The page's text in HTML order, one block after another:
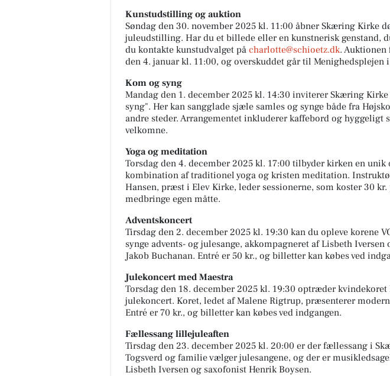
Kunstudstilling og auktion
Søndag den 30. november 2025 kl. 11:00 åbner Skæring Kirke
juleudstilling. Har du et billede eller en kunstnerisk genstand,
du kontakte kunstudvalget på charlotte@schioetz.dk. Auktionen
den 4. januar kl. 11:00, og overskuddet går til Menighedsplejen
Kom og syng
Mandag den 1. december 2025 kl. 14:30 inviterer Skæring
syng". Her kan sangglade sjæle samles og synge både fra
andre steder. Arrangementet inkluderer kaffebord og hyggeligt
velkomne.
Yoga og meditation
Torsdag den 4. december 2025 kl. 17:00 tilbyder kirken en unik
kombination af traditionel yoga og kristen meditation.
Hansen, præst i Elev Kirke, leder sessionerne, som koster 30 kr.
medbringe egen måtte.
Adventskoncert
Tirsdag den 2. december 2025 kl. 19:30 kan du opleve korene
synge advents- og julesange, akkompagneret af Lisbeth
Jakob Buchanan. Entré er 50 kr., og billetter kan købes ved
Julekoncert med Maestra
Torsdag den 18. december 2025 kl. 19:30 optræder kvindekoret
julekoncert. Koret, ledet af Malene Rigtrup, præsenterer
Entré er 70 kr., og billetter kan købes ved indgangen.
Fællessang lillejuleaften
Tirsdag den 23. december 2025 kl. 20:00 er der fællessang i
Togsverd og familie vælger julesangene, og der er
Lisbeth Iversen og saxofonist Henrik Boysen.
Fairpaint ApS
FARVEHANDEL I VEJLE - DET
BÆREDYGTIGE VALG Leder du
uden unødvendig kemi? Så er
Fairpaint det...
Åbn opslaget
Kirkens
Egå
🤗🤗🤗🤗🤗
Åbn